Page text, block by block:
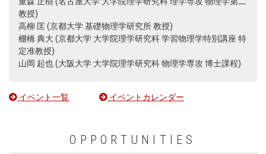
教授)
高柳 匡 (京都大学 基礎物理学研究所 教授)
棚橋 典大 (京都大学 大学院理学研究科 学習物理学特別講座 特
定准教授)
山岡 起也 (大阪大学 大学院理学研究科 物理学専攻 博士課程)
イベント一覧 イベントカレンダー
OPPORTUNITIES